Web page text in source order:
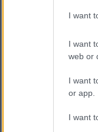
I want
I want
web or
I want
or app.
I want
Új és Használt
Samsung